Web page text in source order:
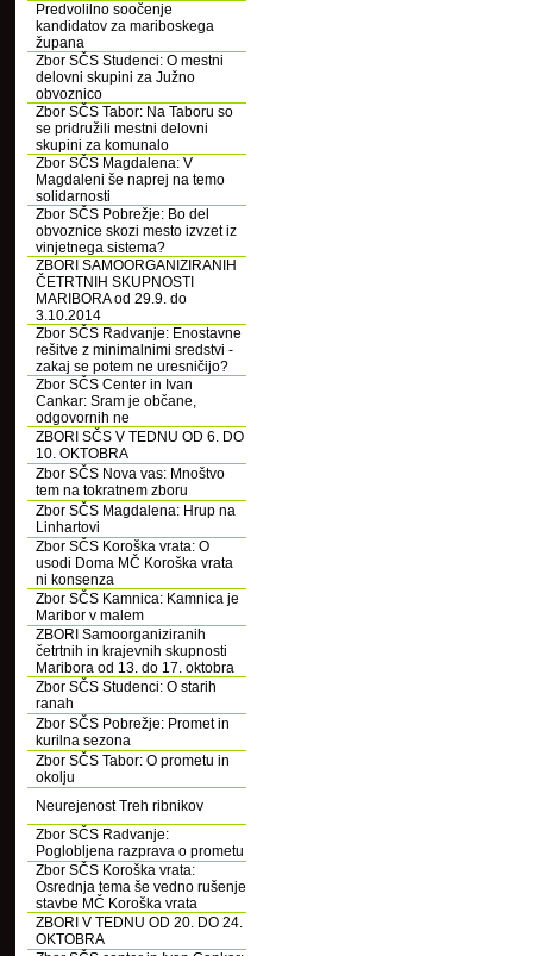
Predvolilno soočenje
kandidatov za mariboskega
župana
Zbor SČS Studenci: O mestni
delovni skupini za Južno
obvoznico
Zbor SČS Tabor: Na Taboru so
se pridružili mestni delovni
skupini za komunalo
Zbor SČS Magdalena: V
Magdaleni še naprej na temo
solidarnosti
Zbor SČS Pobrežje: Bo del
obvoznice skozi mesto izvzet iz
vinjetnega sistema?
ZBORI SAMOORGANIZIRANIH
ČETRTNIH SKUPNOSTI
MARIBORA od 29.9. do
3.10.2014
Zbor SČS Radvanje: Enostavne
rešitve z minimalnimi sredstvi -
zakaj se potem ne uresničijo?
Zbor SČS Center in Ivan
Cankar: Sram je občane,
odgovornih ne
ZBORI SČS V TEDNU OD 6. DO
10. OKTOBRA
Zbor SČS Nova vas: Mnoštvo
tem na tokratnem zboru
Zbor SČS Magdalena: Hrup na
Linhartovi
Zbor SČS Koroška vrata: O
usodi Doma MČ Koroška vrata
ni konsenza
Zbor SČS Kamnica: Kamnica je
Maribor v malem
ZBORI Samoorganiziranih
četrtnih in krajevnih skupnosti
Maribora od 13. do 17. oktobra
Zbor SČS Studenci: O starih
ranah
Zbor SČS Pobrežje: Promet in
kurilna sezona
Zbor SČS Tabor: O prometu in
okolju
Neurejenost Treh ribnikov
Zbor SČS Radvanje:
Poglobljena razprava o prometu
Zbor SČS Koroška vrata:
Osrednja tema še vedno rušenje
stavbe MČ Koroška vrata
ZBORI V TEDNU OD 20. DO 24.
OKTOBRA